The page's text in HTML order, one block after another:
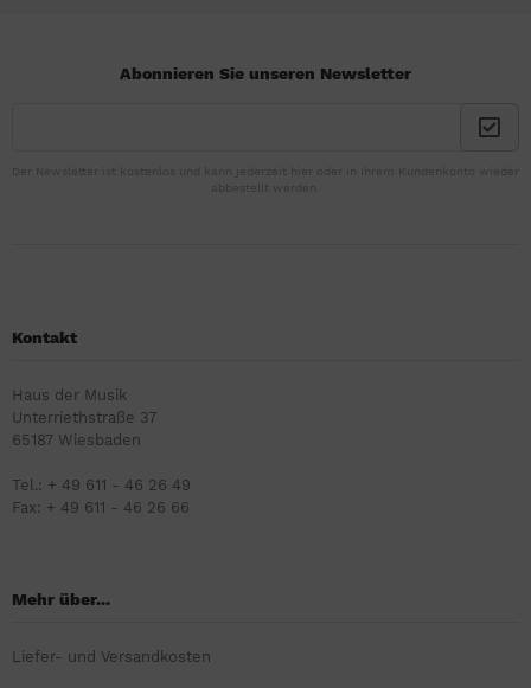
Abonnieren Sie unseren Newsletter
Der Newsletter ist kostenlos und kann jederzeit hier oder in Ihrem Kundenkonto wieder
abbestellt werden.
Kontakt
Haus der Musik
Unterriethstraße 37
65187 Wiesbaden
Tel.: + 49 611 - 46 26 49
Fax: + 49 611 - 46 26 66
Mehr über...
Liefer- und Versandkosten